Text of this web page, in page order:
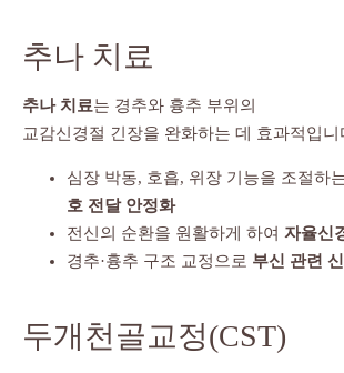
추나 치료
추나 치료는 경추와 흉추 부위의
교감신경절 긴장을 완화하는 데 효과적입니
심장 박동, 호흡, 위장 기능을 조절하
호 전달 안정화
전신의 순환을 원활하게 하여 자율신
경추·흉추 구조 교정으로 부신 관련
두개천골교정(CST)